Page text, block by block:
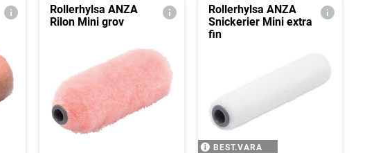
Rollerhylsa ANZA
Rilon Mini grov
Rollerhylsa ANZA
Snickerier Mini extra
fin
BEST.VARA